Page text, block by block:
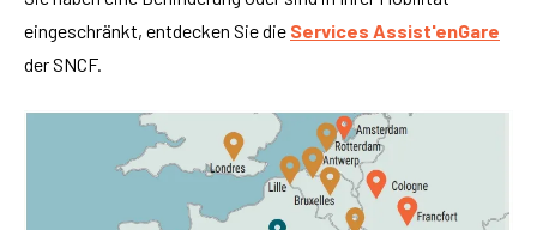
eingeschränkt, entdecken Sie die Services Assist'enGare
der SNCF.